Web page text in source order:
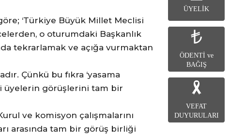
ÜYELİK
ÖDENTİ ve
BAĞIŞ
VEFAT
DUYURULARI
göre; ‘Türkiye Büyük Millet Meclisi
o oturumdaki Başkanlık
tekrarlamak ve açığa vurmaktan
Çünkü bu fıkra ‘yasama
üyelerin görüşlerini tam bir
ve komisyon çalışmalarını
arasında tam bir görüş birliği